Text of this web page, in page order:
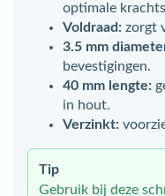
optimale
Voldraad: zorgt
3.5 mm
bevestigingen.
40 mm lengte:
in hout.
Verzinkt:
Tip
Gebruik bij deze